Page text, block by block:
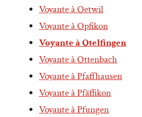
Voyante à Oetwil
Voyante à Opfikon
Voyante à Otelfingen
Voyante à Ottenbach
Voyante à Pfaffhausen
Voyante à Pfäffikon
Voyante à Pfungen